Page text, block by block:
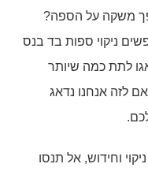
משקה על הספה?
ניקוי ספות בד בנס
לתת כמה שיותר
לזה אנחנו נדאג
וחידוש, אל תנסו